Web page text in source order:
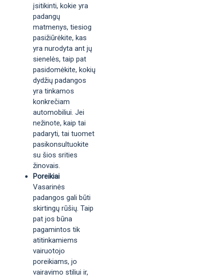
įsitikinti, kokie yra
padangų
matmenys, tiesiog
pasižiūrėkite, kas
yra nurodyta ant jų
sienelės, taip pat
pasidomėkite, kokių
dydžių padangos
yra tinkamos
konkrečiam
automobiliui. Jei
nežinote, kaip tai
padaryti, tai tuomet
pasikonsultuokite
su šios srities
žinovais.
Poreikiai
Vasarinės
padangos gali būti
skirtingų rūšių. Taip
pat jos būna
pagamintos tik
atitinkamiems
vairuotojo
poreikiams, jo
vairavimo stiliui ir,